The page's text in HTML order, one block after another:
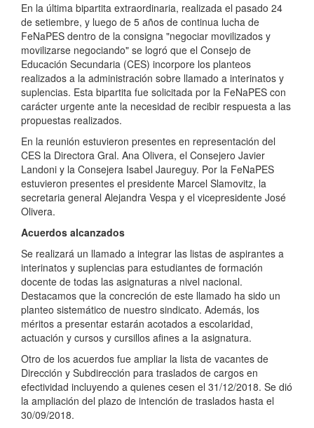
En la última bipartita extraordinaria, realizada el pasado 24
de setiembre, y luego de 5 años de continua lucha de
FeNaPES dentro de la consigna "negociar movilizados y
movilizarse negociando" se logró que el Consejo de
Educación Secundaria (CES) incorpore los planteos
realizados a la administración sobre llamado a interinatos y
suplencias. Esta bipartita fue solicitada por la FeNaPES con
carácter urgente ante la necesidad de recibir respuesta a las
propuestas realizados.
En la reunión estuvieron presentes en representación del
CES la Directora Gral. Ana Olivera, el Consejero Javier
Landoni y la Consejera Isabel Jaureguy. Por la FeNaPES
estuvieron presentes el presidente Marcel Slamovitz, la
secretaria general Alejandra Vespa y el vicepresidente José
Olivera.
Acuerdos alcanzados
Se realizará un llamado a integrar las listas de aspirantes a
interinatos y suplencias para estudiantes de formación
docente de todas las asignaturas a nivel nacional.
Destacamos que la concreción de este llamado ha sido un
planteo sistemático de nuestro sindicato. Además, los
méritos a presentar estarán acotados a escolaridad,
actuación y cursos y cursillos afines a Ia asignatura.
Otro de los acuerdos fue ampliar la lista de vacantes de
Dirección y Subdirección para traslados de cargos en
efectividad incluyendo a quienes cesen el 31/12/2018. Se dió
la ampliación del plazo de intención de traslados hasta el
30/09/2018.